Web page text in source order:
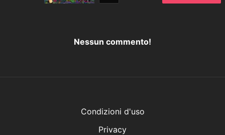
Nessun commento!
Condizioni d'uso
Privacy